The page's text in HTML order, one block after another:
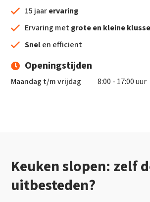
15 jaarervaring
Ervaring metgrote en kleine
Snelen efficient
Openingstijden
Maandag t/m vrijdag 8:00 - 17:00 uur
Keuken slopen: zelf
uitbesteden?